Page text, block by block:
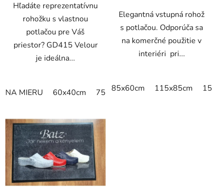
Hľadáte reprezentatívnu
rohožku s vlastnou
potlačou pre Váš
priestor? GD415 Velour
je ideálna...
NA MIERU 60x40cm 75x50cm 75x60cm 85x60cm
Elegantná vstupná rohož
s potlačou. Odporúča sa
na komerčné použitie v
interiéri pri...
85x60cm 115x85cm